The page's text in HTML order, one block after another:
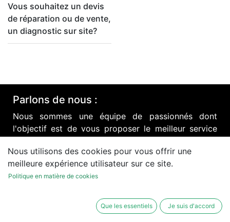
Vous souhaitez un devis
de réparation ou de vente,
un diagnostic sur site?
Parlons de nous :
Nous sommes une équipe de passionnés dont
l'objectif est de vous proposer le meilleur service
industriel.
Nous vous assurons un service optimal de
Nous utilisons des cookies pour vous offrir une
meilleure expérience utilisateur sur ce site.
Politique en matière de cookies
Que les essentiels Je suis d'accord